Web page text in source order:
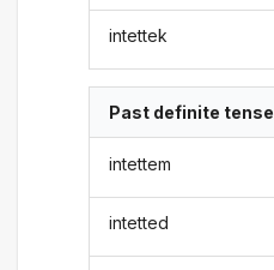
intettek
Past definite tense
intettem
intetted